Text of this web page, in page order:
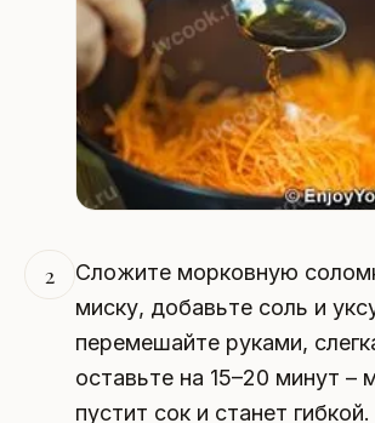
2
Сложите морковную
миску, добавьте соль и
перемешайте руками,
оставьте на 15–20 минут –
пустит сок и станет гибкой.